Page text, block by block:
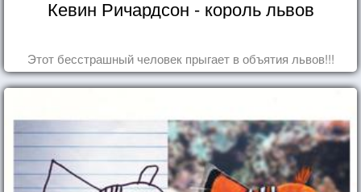
Кевин Ричардсон - король львов
Этот бесстрашный человек прыгает в объятия львов!!!